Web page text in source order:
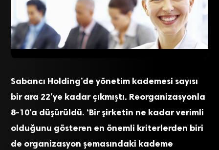
Sabancı Holding’de yönetim kademesi sayısı
bir ara 22’ye kadar çıkmıştı. Reorganizasyonla
8-10’a düşürüldü. ‘Bir şirketin ne kadar verimli
olduğunu gösteren en önemli kriterlerden biri
de organizasyon şemasındaki kademe